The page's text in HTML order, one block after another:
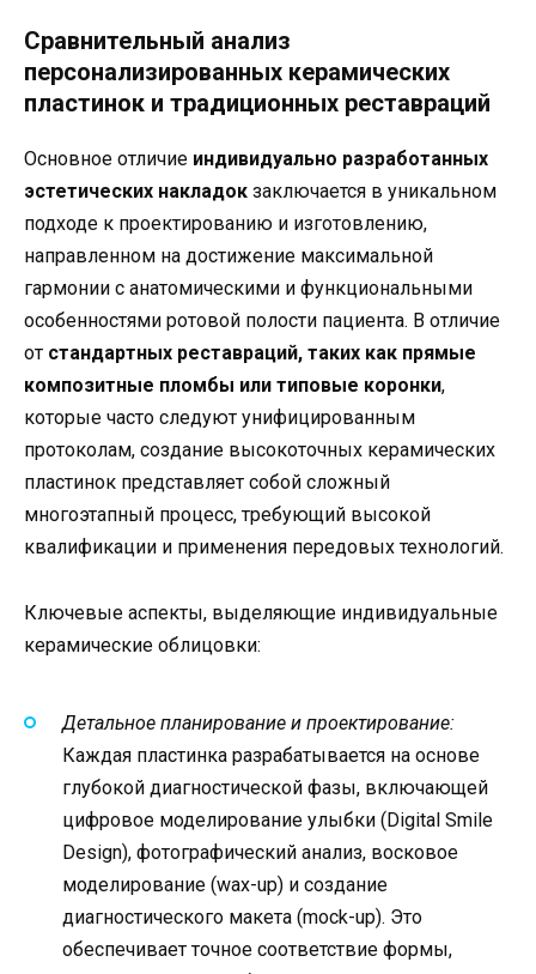
Сравнительный анализ
персонализированных керамических
пластинок и традиционных реставраций
Основное отличие индивидуально разработанных
эстетических накладок заключается в уникальном
подходе к проектированию и изготовлению,
направленном на достижение максимальной
гармонии с анатомическими и функциональными
особенностями ротовой полости пациента. В отличие
от стандартных реставраций, таких как прямые
композитные пломбы или типовые коронки,
которые часто следуют унифицированным
протоколам, создание высокоточных керамических
пластинок представляет собой сложный
многоэтапный процесс, требующий высокой
квалификации и применения передовых технологий.
Ключевые аспекты, выделяющие индивидуальные
керамические облицовки:
Детальное планирование и проектирование:
Каждая пластинка разрабатывается на основе
глубокой диагностической фазы, включающей
цифровое моделирование улыбки (Digital Smile
Design), фотографический анализ, восковое
моделирование (wax-up) и создание
диагностического макета (mock-up). Это
обеспечивает точное соответствие формы,